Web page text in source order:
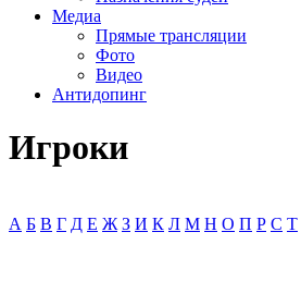
Медиа
Прямые трансляции
Фото
Видео
Антидопинг
Игроки
А Б В Г Д Е Ж З И К Л М Н О П Р С Т